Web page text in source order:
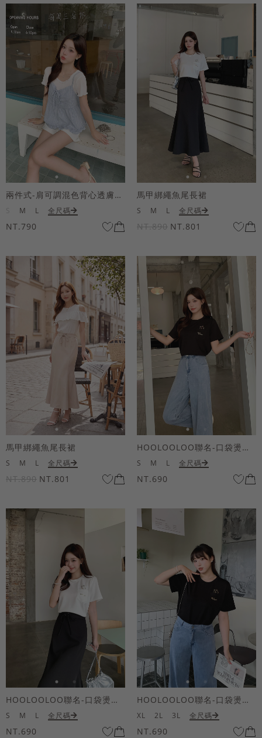
兩件式-肩可調混色背心透膚上衣套組
M L 全尺碼
NT.790
馬甲綁繩魚尾長裙
S M L 全尺碼
NT.890 NT.801
馬甲綁繩魚尾長裙
S M L 全尺碼
NT.890 NT.801
HOOLOOLOO聯名-口袋燙金KUKU熊短袖上衣
S M L 全尺碼
NT.690
HOOLOOLOO聯名-口袋燙金KUKU熊短袖上衣
S M L 全尺碼
NT.690
HOOLOOLOO聯名-口袋燙金KUKU熊短袖上衣
XL 2L 3L 全尺碼
NT.690